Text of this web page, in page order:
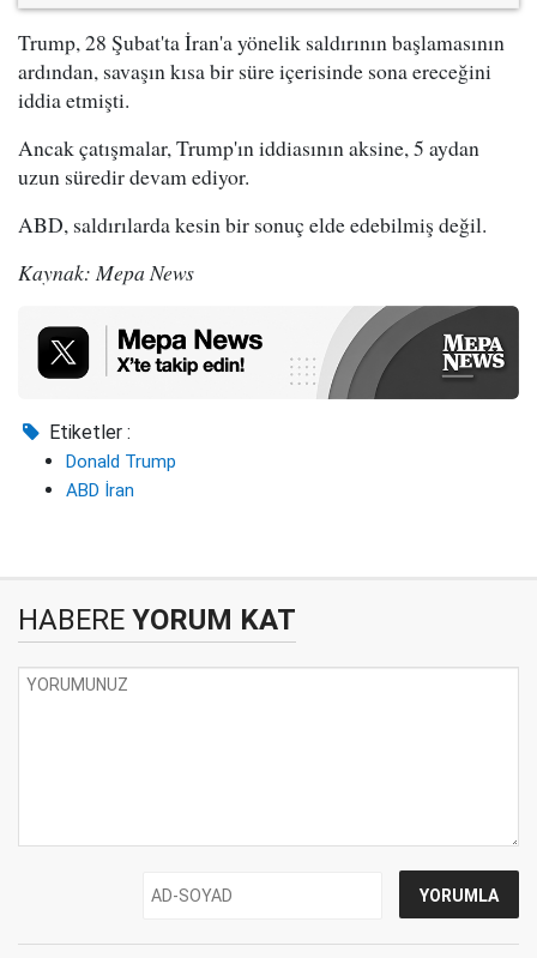
Trump, 28 Şubat'ta İran'a yönelik saldırının başlamasının
ardından, savaşın kısa bir süre içerisinde sona ereceğini
iddia etmişti.
Ancak çatışmalar, Trump'ın iddiasının aksine, 5 aydan
uzun süredir devam ediyor.
ABD, saldırılarda kesin bir sonuç elde edebilmiş değil.
Kaynak: Mepa News
Etiketler :
Donald Trump
ABD İran
HABERE YORUM KAT